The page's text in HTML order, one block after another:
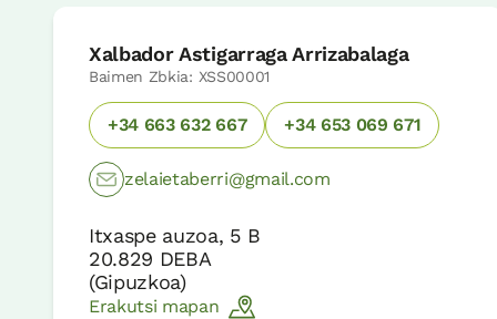
Xalbador Astigarraga Arrizabalaga
Baimen Zbkia: XSS00001
+34 663 632 667 +34 653 069 671
zelaietaberri@gmail.com
Itxaspe auzoa, 5 B
20.829 DEBA
(Gipuzkoa)
Erakutsi mapan